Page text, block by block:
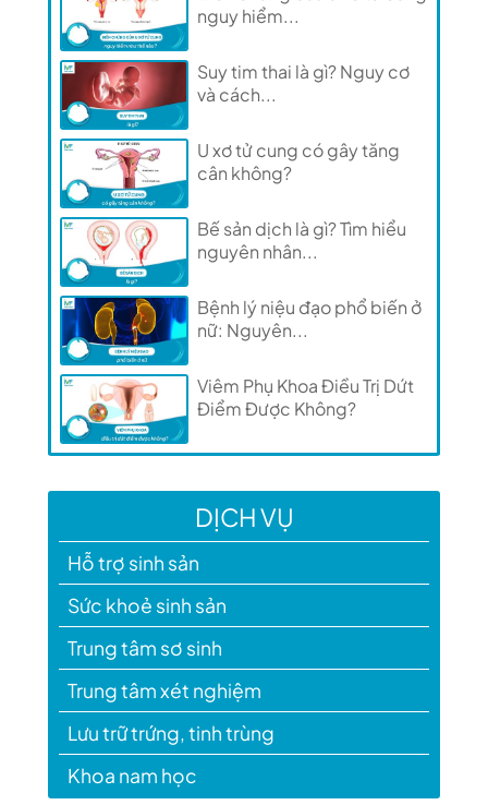
nguy hiểm...
Suy tim thai là gì? Nguy cơ
và cách...
U xơ tử cung có gây tăng
cân không?
Bế sản dịch là gì? Tìm hiểu
nguyên nhân...
Bệnh lý niệu đạo phổ biến ở
nữ: Nguyên...
Viêm Phụ Khoa Điều Trị Dứt
Điểm Được Không?
DỊCH VỤ
Hỗ trợ sinh sản
Sức khoẻ sinh sản
Trung tâm sơ sinh
Trung tâm xét nghiệm
Lưu trữ trứng, tinh trùng
Khoa nam học